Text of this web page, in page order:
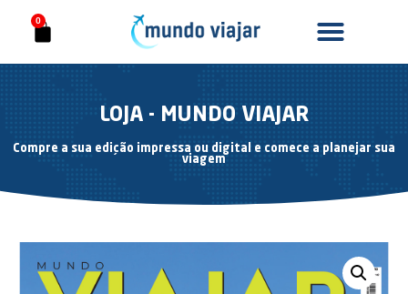
0
LOJA - MUNDO VIAJAR
Compre a sua edição impressa ou digital e comece a planejar sua
viagem